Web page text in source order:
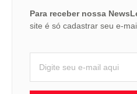
Para receber nossa
site é só cadastrar seu e-